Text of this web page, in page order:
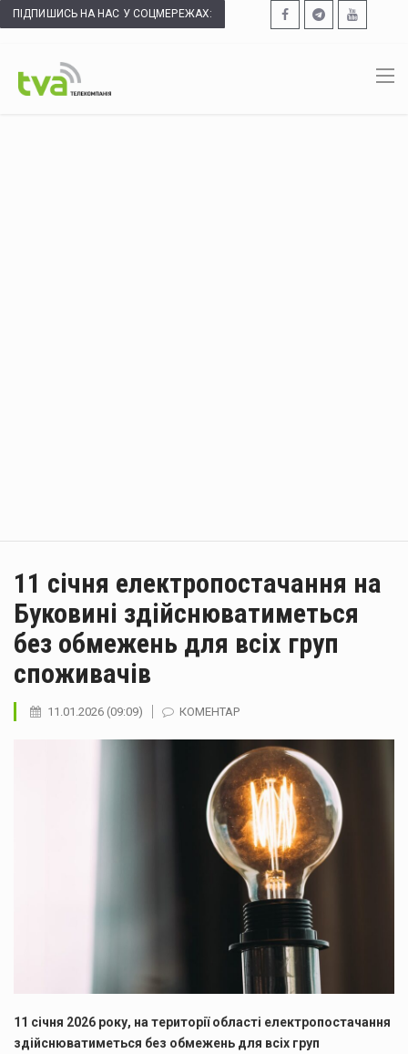
ПІДПИШИСЬ НА НАС У СОЦМЕРЕЖАХ:
11 січня електропостачання на
Буковині здійснюватиметься
без обмежень для всіх груп
споживачів
11.01.2026 (09:09) КОМЕНТАР
11 січня 2026 року, на території області електропостачання
здійснюватиметься без обмежень для всіх груп